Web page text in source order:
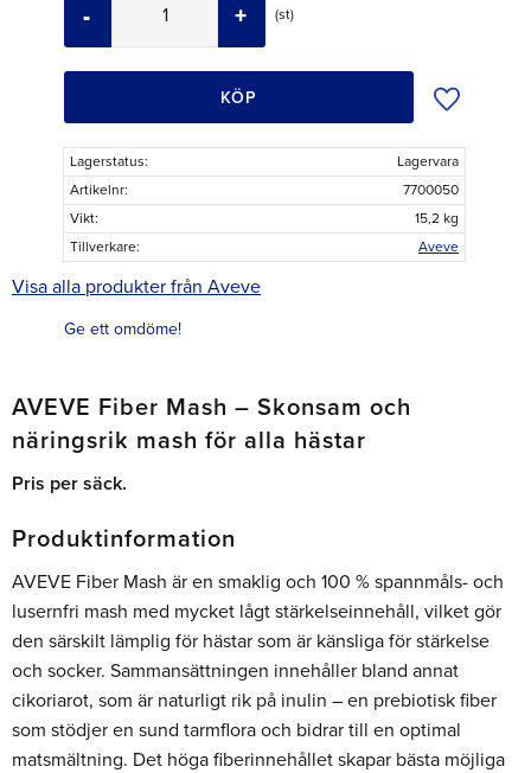
st
+
-
KÖP Lägg till i
Lagerstatus
Lagervara
Artikelnr
7700050
Vikt
15,2 kg
Tillverkare
Aveve
Visa alla produkter från Aveve
Ge ett omdöme!
AVEVE Fiber Mash – Skonsam och
näringsrik mash för alla hästar
Pris per säck.
Produktinformation
AVEVE Fiber Mash är en smaklig och 100 % spannmåls- och
lusernfri mash med mycket lågt stärkelseinnehåll, vilket gör
den särskilt lämplig för hästar som är känsliga för stärkelse
och socker. Sammansättningen innehåller bland annat
cikoriarot, som är naturligt rik på inulin – en prebiotisk fiber
som stödjer en sund tarmflora och bidrar till en optimal
matsmältning. Det höga fiberinnehållet skapar bästa möjliga